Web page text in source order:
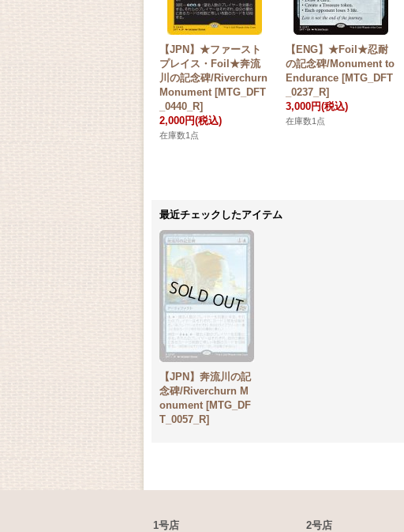
【JPN】★ファースト
プレイス・Foil★奔流
川の記念碑/Riverchurn
Monument [MTG_DFT
_0440_R]
2,000円(税込)
在庫数1点
【ENG】★Foil★忍耐
の記念碑/Monument to
Endurance [MTG_DFT
_0237_R]
3,000円(税込)
在庫数1点
最近チェックしたアイテム
【JPN】奔流川の記
念碑/Riverchurn M
onument [MTG_DF
T_0057_R]
1号店 2号店